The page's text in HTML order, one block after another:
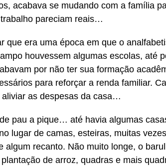
acabava se mudando com a família
pareciam reais…
que era uma época em que o
houvessem algumas escolas, até
por não ter sua formação
para reforçar a renda familiar.
as despesas da casa…
pau a pique… até havia algumas
lugar de camas, esteiras, muitas
algum recanto. Não muito longe, o
de arroz, quadras e mais